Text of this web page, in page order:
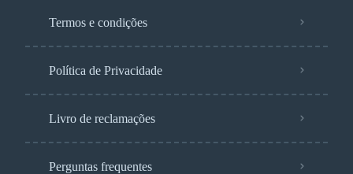
Termos e condições
Política de Privacidade
Livro de reclamações
Perguntas frequentes